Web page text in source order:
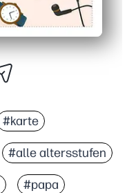
#karte
#alle altersstufen
#papa